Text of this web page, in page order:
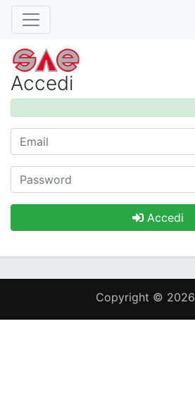
Accedi
Accedi
Copyright © 2026